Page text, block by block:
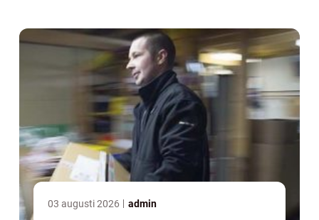
03 augusti 2026 admin